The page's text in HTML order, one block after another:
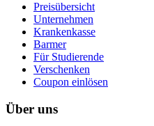
Preisübersicht
Unternehmen
Krankenkasse
Barmer
Für Studierende
Ver­schen­ken
Coupon einlösen
Über uns